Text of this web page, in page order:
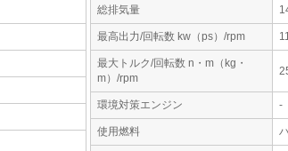
総排気量
最高出力/回転数 kw（ps）/rpm
最大トルク/回転数 n・m（kg・
m）/rpm
環境対策エンジン -
使用燃料